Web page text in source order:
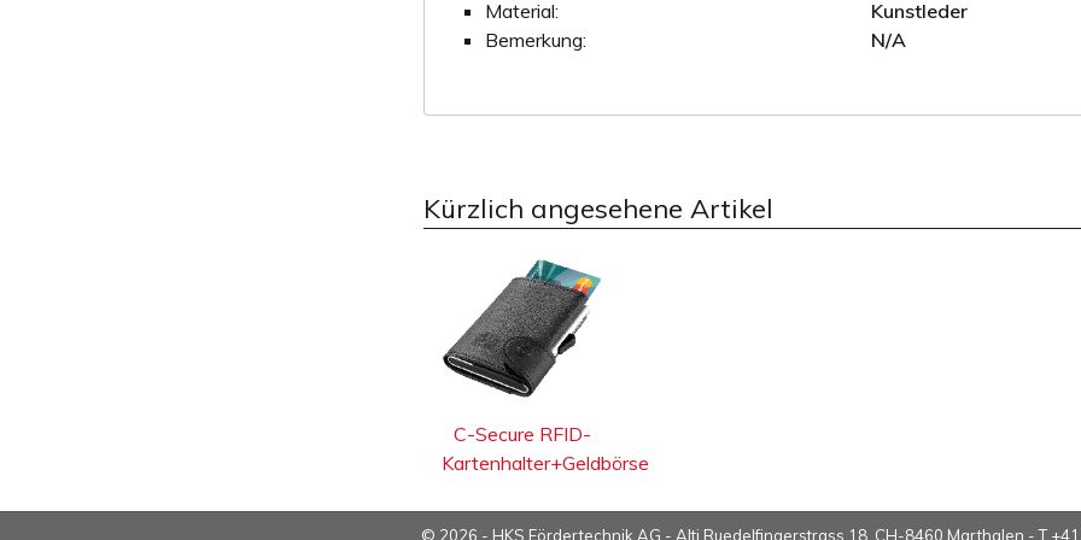
Material:
Kunstleder
Bemerkung:
N/A
Kürzlich angesehene Artikel
C-Secure RFID-
Kartenhalter+Geldbörse
© 2026 - HKS Fördertechnik AG - Alti Ruedelfingerstrass 18, CH-8460 Marthalen - T